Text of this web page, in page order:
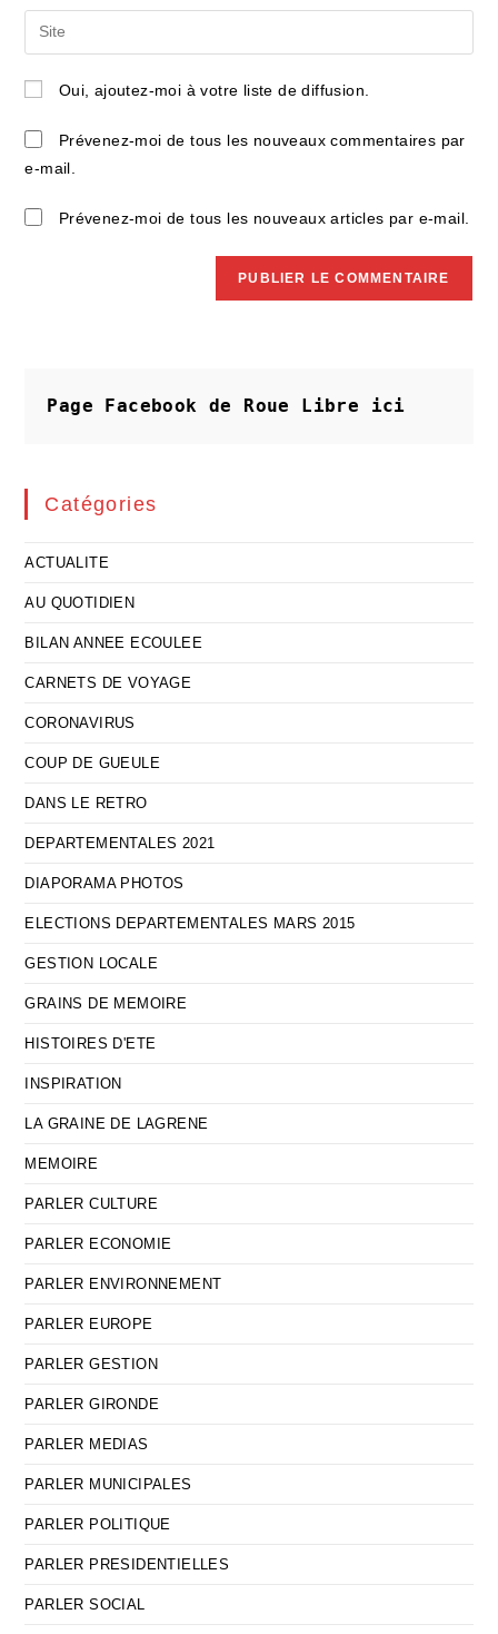
comment
email
address
comment
Saisir
l’URL
de
site
(facultatif)
Oui, ajoutez-moi à votre liste de diffusion.
Prévenez-moi de tous les nouveaux commentaires par
e-mail.
Prévenez-moi de tous les nouveaux articles par e-mail.
Page Facebook de Roue Libre ici
Catégories
ACTUALITE
AU QUOTIDIEN
BILAN ANNEE ECOULEE
CARNETS DE VOYAGE
CORONAVIRUS
COUP DE GUEULE
DANS LE RETRO
DEPARTEMENTALES 2021
DIAPORAMA PHOTOS
ELECTIONS DEPARTEMENTALES MARS 2015
GESTION LOCALE
GRAINS DE MEMOIRE
HISTOIRES D'ETE
INSPIRATION
LA GRAINE DE LAGRENE
MEMOIRE
PARLER CULTURE
PARLER ECONOMIE
PARLER ENVIRONNEMENT
PARLER EUROPE
PARLER GESTION
PARLER GIRONDE
PARLER MEDIAS
PARLER MUNICIPALES
PARLER POLITIQUE
PARLER PRESIDENTIELLES
PARLER SOCIAL